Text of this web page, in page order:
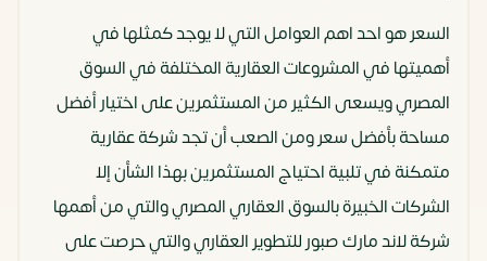
السعر هو احد اهم العوامل التي لا يوجد كمثلها في
أهميتها في المشروعات العقارية المختلفة في السوق
المصري ويسعى الكثير من المستثمرين على اختيار أفضل
مساحة بأفضل سعر ومن الصعب أن تجد شركة عقارية
متمكنة في تلبية احتياج المستثمرين بهذا الشأن إلا
الشركات الخبيرة بالسوق العقاري المصري والتي من أهمها
شركة لاند مارك صبور للتطوير العقاري والتي حرصت على